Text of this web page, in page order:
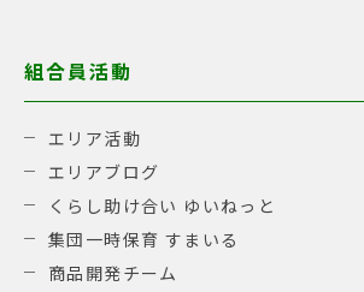
組合員活動
エリア活動
エリアブログ
くらし助け合い ゆいねっと
集団一時保育 すまいる
商品開発チーム